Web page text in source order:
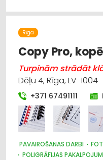
Reklāmas
Rīga
Copy Pro,
Turpinām strādāt
Dēļu 4, Rīga, LV-1004
+371 67491111
PAVAIROŠANAS DARBI
POLIGRĀFIJAS